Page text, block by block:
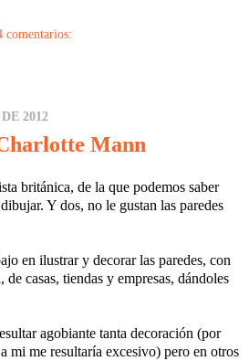
comentarios:
2012
Mann
británica, de la que podemos saber
Y dos, no le gustan las paredes
en ilustrar y decorar las paredes, con
casas, tiendas y empresas, dándoles
agobiante tanta decoración (por
mi me resultaría excesivo) pero en otros